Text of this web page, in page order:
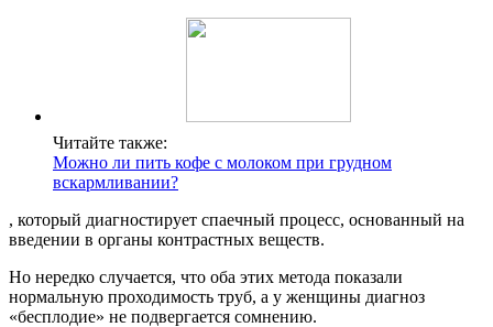
Читайте также:
Можно ли пить кофе с молоком при грудном
вскармливании?
, который диагностирует спаечный процесс, основанный на
введении в органы контрастных веществ.
Но нередко случается, что оба этих метода показали
нормальную проходимость труб, а у женщины диагноз
«бесплодие» не подвергается сомнению.